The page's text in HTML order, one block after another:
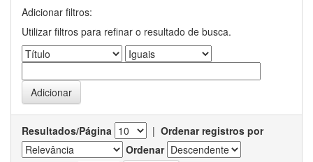
Adicionar filtros:
Utilizar filtros para refinar o resultado de busca.
Resultados/Página | Ordenar registros por
Ordenar